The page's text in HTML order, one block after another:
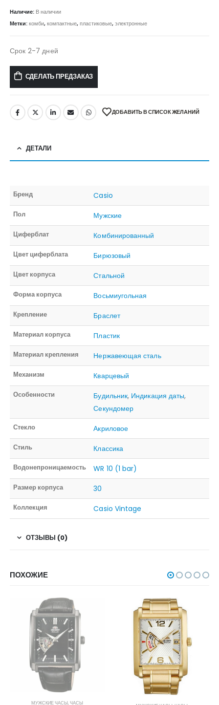
Наличие: В наличии
Метки:комби,компактные,пластиковые,электронные
Срок 2-7 дней
СДЕЛАТЬ ПРЕДЗАКАЗ
ДОБАВИТЬ В СПИСОК ЖЕЛАНИЙ
ДЕТАЛИ
Бренд Casio
Пол Мужские
Циферблат Комбинированный
Цвет циферблата Бирюзовый
Цвет корпуса Стальной
Форма корпуса Восьмиугольная
Крепление Браслет
Материал корпуса Пластик
Материал крепления Нержавеющая сталь
Механизм Кварцевый
Особенности Будильник, Индикация даты,
Секундомер
Стекло Акриловое
Стиль Классика
Водонепроницаемость WR 10 (1 bar)
Размер корпуса 30
Коллекция Casio Vintage
ОТЗЫВЫ (0)
ПОХОЖИЕ
НЕТ В НАЛИЧИИ
МУЖСКИЕ ЧАСЫ,ЧАСЫ